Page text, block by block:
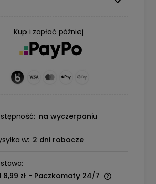
Kup i zapłać później
na wyczerpaniu
w: 2 dni robocze
zł - Paczkomaty 24/7